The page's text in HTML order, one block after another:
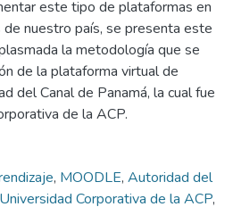
este tipo de plataformas en
nuestro país, se presenta este
la metodología que se
de la plataforma virtual de
del Canal de Panamá, la cual fue
de la ACP.
, MOODLE, Autoridad del
Universidad Corporativa de la ACP,